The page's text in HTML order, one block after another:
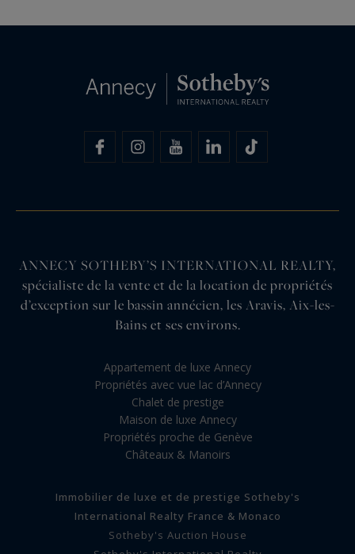
ANNECY SOTHEBY’S INTERNATIONAL REALTY,
spécialiste de la vente et de la location de propriétés
d’exception sur le bassin annécien, les Aravis, Aix-les-
Bains et ses environs.
Appartement de luxe Annecy
Propriétés avec vue lac d’Annecy
Chalet de prestige
Maison de luxe Annecy
Propriétés proche de Genève
Châteaux & Manoirs
Immobilier de luxe et de prestige Sotheby's
International Realty France & Monaco
Sotheby's Auction House